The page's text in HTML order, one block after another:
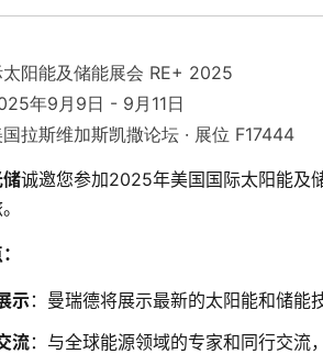
太阳能及储能展会 RE+ 2025
年9月9日 - 9月11日
拉斯维加斯凯撒论坛 · 展位 F17444
诚邀您参加2025年美国国际太阳能及
示：曼瑞德将展示最新的太阳能和储能
流：与全球能源领域的专家和同行交流